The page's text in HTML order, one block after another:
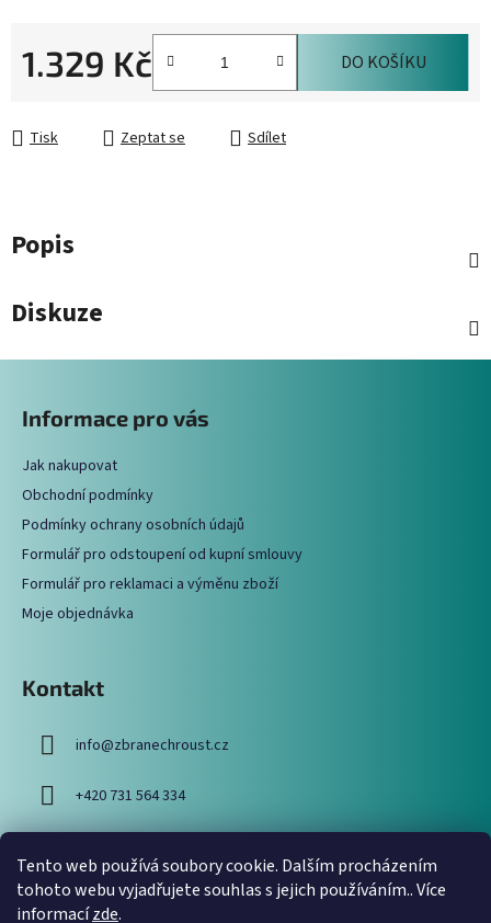
Tento web používá soubory cookie. Dalším procházením
tohoto webu vyjadřujete souhlas s jejich používáním.. Více
informacízde.
1.329 Kč DO KOŠÍKU
Tisk Zeptat se Sdílet
Popis
Diskuze
Informace pro vás
Jak nakupovat
Obchodní podmínky
Podmínky ochrany osobních údajů
Formulář pro odstoupení od kupní smlouvy
Formulář pro reklamaci a výměnu zboží
Moje objednávka
Kontakt
info@zbranechroust.cz
+420 731 564 334
Vyhledávání